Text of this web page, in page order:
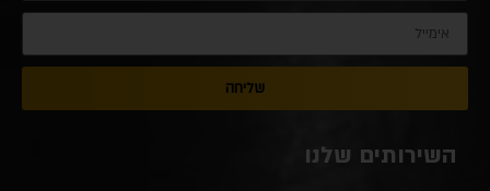
שליחה
השירותים שלנו